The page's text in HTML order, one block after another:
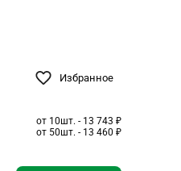
Избранное
от 10шт. - 13 743 ₽
от 50шт. - 13 460 ₽